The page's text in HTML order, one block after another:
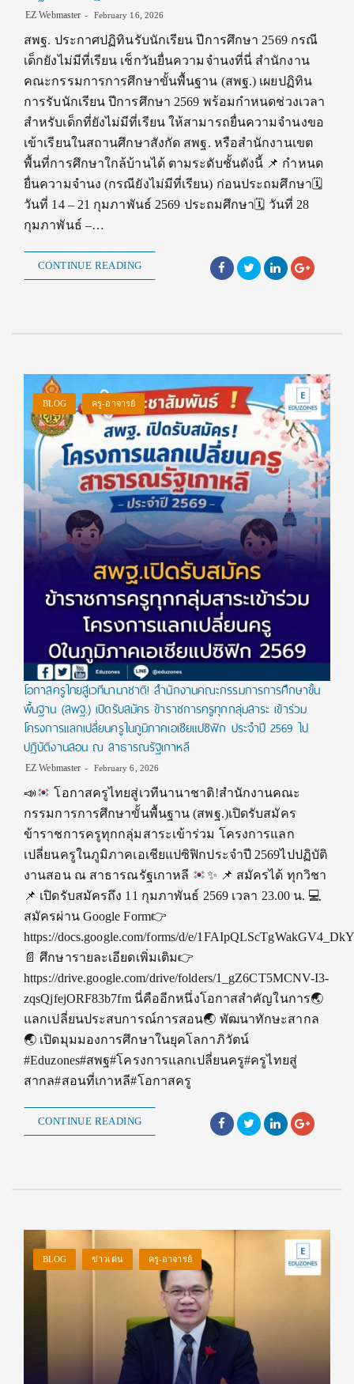
EZ Webmaster February 16, 2026
สพฐ. ประกาศปฏิทินรับนักเรียน ปีการศึกษา 2569 กรณี
เด็กยังไม่มีที่เรียน เช็กวันยื่นความจำนงที่นี่ สำนักงาน
คณะกรรมการการศึกษาขั้นพื้นฐาน (สพฐ.) เผยปฏิทิน
การรับนักเรียน ปีการศึกษา 2569 พร้อมกำหนดช่วงเวลา
สำหรับเด็กที่ยังไม่มีที่เรียน ให้สามารถยื่นความจำนงขอ
เข้าเรียนในสถานศึกษาสังกัด สพฐ. หรือสำนักงานเขต
พื้นที่การศึกษาใกล้บ้านได้ ตามระดับชั้นดังนี้ 📌 กำหนด
ยื่นความจำนง (กรณียังไม่มีที่เรียน) ก่อนประถมศึกษา🗓
วันที่ 14 – 21 กุมภาพันธ์ 2569 ประถมศึกษา🗓 วันที่ 28
กุมภาพันธ์ –…
CONTINUE READING
BLOG ครู-อาจารย์
โอกาสครูไทยสู่เวทีนานาชาติ! สำนักงานคณะกรรมการการศึกษาขั้น
พื้นฐาน (สพฐ.) เปิดรับสมัคร ข้าราชการครูทุกกลุ่มสาระ เข้าร่วม
โครงการแลกเปลี่ยนครูในภูมิภาคเอเชียแปซิฟิก ประจำปี 2569 ไป
ปฏิบัติงานสอน ณ สาธารณรัฐเกาหลี
EZ Webmaster February 6, 2026
📣
โอกาสครูไทยสู่เวทีนานาชาติ!สำนักงานคณะ
กรรมการการศึกษาขั้นพื้นฐาน (สพฐ.)เปิดรับสมัคร
ข้าราชการครูทุกกลุ่มสาระเข้าร่วม โครงการแลก
เปลี่ยนครูในภูมิภาคเอเชียแปซิฟิกประจำปี 2569ไปปฏิบัติ
งานสอน ณ สาธารณรัฐเกาหลี
✨ 📌 สมัครได้ ทุกวิชา
📌 เปิดรับสมัครถึง 11 กุมภาพันธ์ 2569 เวลา 23.00 น. 💻
สมัครผ่าน Google Form👉
https://docs.google.com/forms/d/e/
📄 ศึกษารายละเอียดเพิ่มเติม👉
https://drive.google.com/drive/folders/1_gZ6CT5MCNV-I3-
zqsQjfejORF83b7fm นี่คืออีกหนึ่งโอกาสสำคัญในการ🌏
แลกเปลี่ยนประสบการณ์การสอน🌏 พัฒนาทักษะสากล
🌏 เปิดมุมมองการศึกษาในยุคโลกาภิวัตน์
#Eduzones#สพฐ#โครงการแลกเปลี่ยนครู#ครูไทยสู่
สากล#สอนที่เกาหลี#โอกาสครู
CONTINUE READING
BLOG ข่าวเด่น ครู-อาจารย์